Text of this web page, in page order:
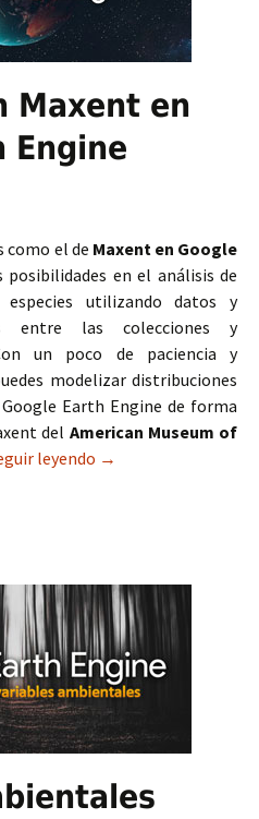
Maxent en
Engine
como el de Maxent en Google
posibilidades en el análisis de
utilizando datos y
entre las colecciones y
un poco de paciencia y
modelizar distribuciones
Earth Engine de forma
del American Museum of
leyendo Modelización
→